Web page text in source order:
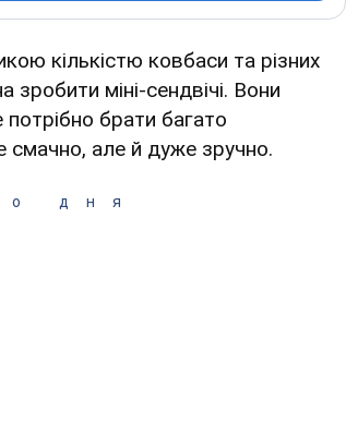
кількістю ковбаси та різних
міні-сендвічі. Вони
потрібно брати багато
смачно, але й дуже зручно.
дня